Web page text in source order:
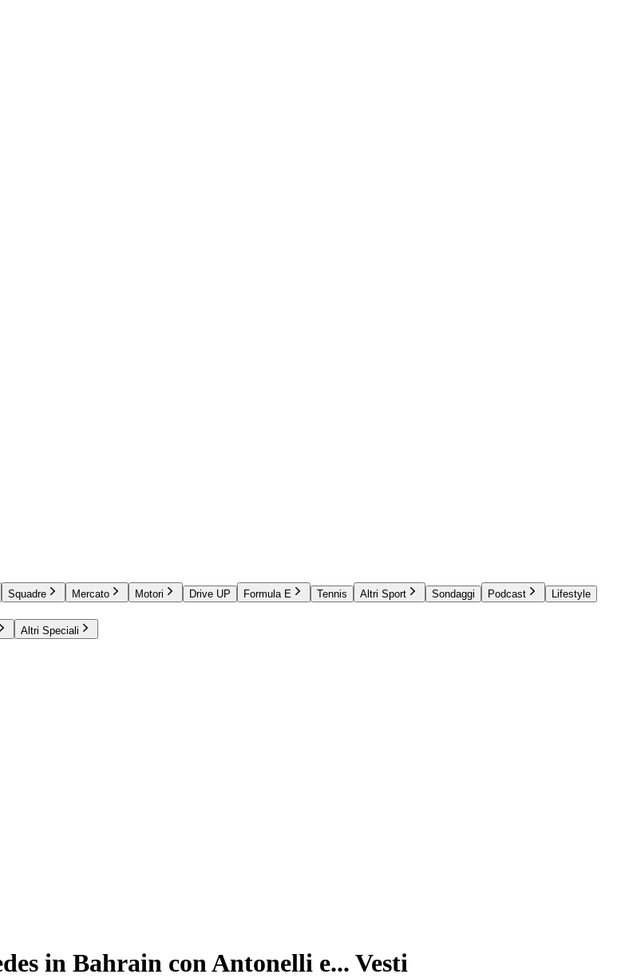
Squadre Mercato Motori Drive UP Formula E Tennis Altri Sport Sondaggi Podcast
Lifestyle
Altri Speciali
in Bahrain con Antonelli e... Vesti